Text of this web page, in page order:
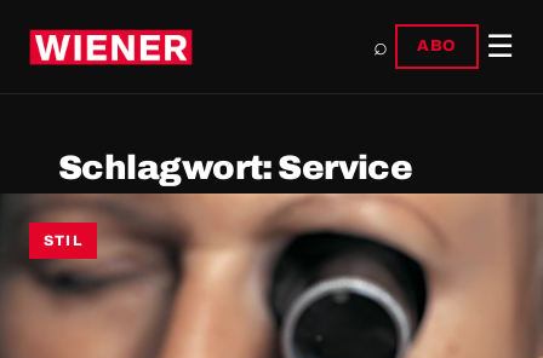
⌕ ABO ☰
Schlagwort:Service
STIL